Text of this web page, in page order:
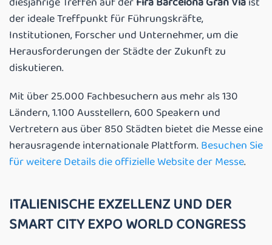
der ideale Treffpunkt für Führungskräfte,
Institutionen, Forscher und Unternehmer, um die
Herausforderungen der Städte der Zukunft zu
diskutieren.
Mit über 25.000 Fachbesuchern aus mehr als 130
Ländern, 1.100 Ausstellern, 600 Speakern und
Vertretern aus über 850 Städten bietet die Messe eine
herausragende internationale Plattform.Besuchen Sie
für weitere Details die offizielle Website der Messe.
ITALIENISCHE EXZELLENZ UND DER
SMART CITY EXPO WORLD CONGRESS